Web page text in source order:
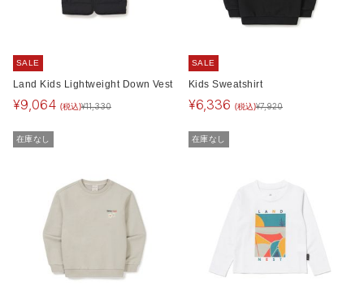
SALE
Land Kids Lightweight Down Vest
¥9,064 (税込)¥11,330
SALE
Kids Sweatshirt
¥6,336 (税込)¥7,920
在庫なし 在庫なし